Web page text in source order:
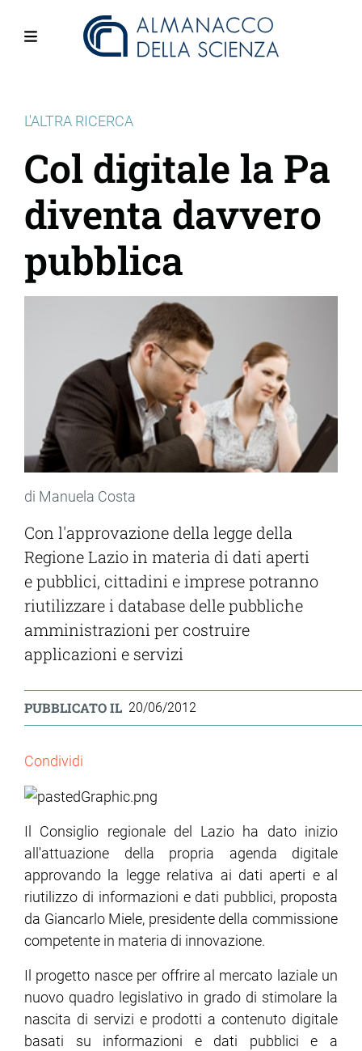
L'ALTRA RICERCA
Col digitale la Pa
diventa davvero
pubblica
di Manuela Costa
Con l'approvazione della legge della
Regione Lazio in materia di dati aperti
e pubblici, cittadini e imprese potranno
riutilizzare i database delle pubbliche
amministrazioni per costruire
applicazioni e servizi
PUBBLICATO IL 20/06/2012
Condividi
Il Consiglio regionale del Lazio ha dato inizio
all'attuazione della propria agenda digitale
approvando la legge relativa ai dati aperti e al
riutilizzo di informazioni e dati pubblici, proposta
da Giancarlo Miele, presidente della commissione
competente in materia di innovazione.
Il progetto nasce per offrire al mercato laziale un
nuovo quadro legislativo in grado di stimolare la
nascita di servizi e prodotti a contenuto digitale
basati su informazioni e dati pubblici e a